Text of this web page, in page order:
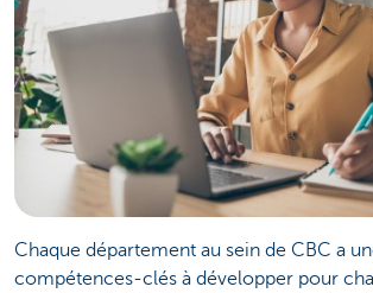
Chaque département au sein de CBC a
compétences-clés à développer pour